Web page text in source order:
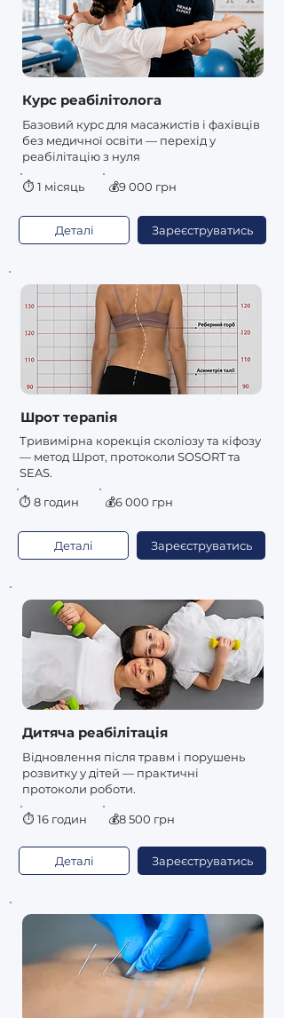
Курс реабілітолога
Базовий курс для масажистів і фахівців
без медичної освіти — перехід у
реабілітацію з нуля
⏱ 1 місяць 💰9 000 грн
Деталі Зареєструватись
Шрот терапія
Тривимірна корекція сколіозу та кіфозу
— метод Шрот, протоколи SOSORT та
SEAS.
⏱ 8 годин 💰6 000 грн
Деталі Зареєструватись
Дитяча реабілітація
Відновлення після травм і порушень
розвитку у дітей — практичні
протоколи роботи.
⏱ 16 годин 💰8 500 грн
Деталі Зареєструватись